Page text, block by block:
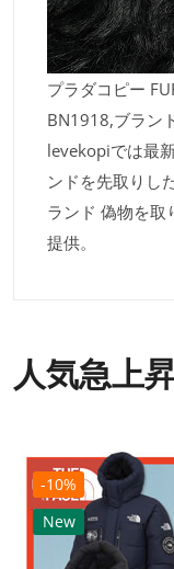
プラダコピー
BN1918,ブラン
levekopiでは最
ンドを先取りし
ランド 偽物を取
提供。
人気急上
-10%
New